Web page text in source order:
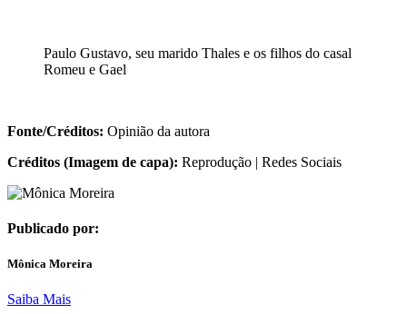
Paulo Gustavo, seu marido Thales e os filhos do casal
Romeu e Gael
Fonte/Créditos: Opinião da autora
Créditos (Imagem de capa): Reprodução | Redes Sociais
Publicado por:
Mônica Moreira
Saiba Mais